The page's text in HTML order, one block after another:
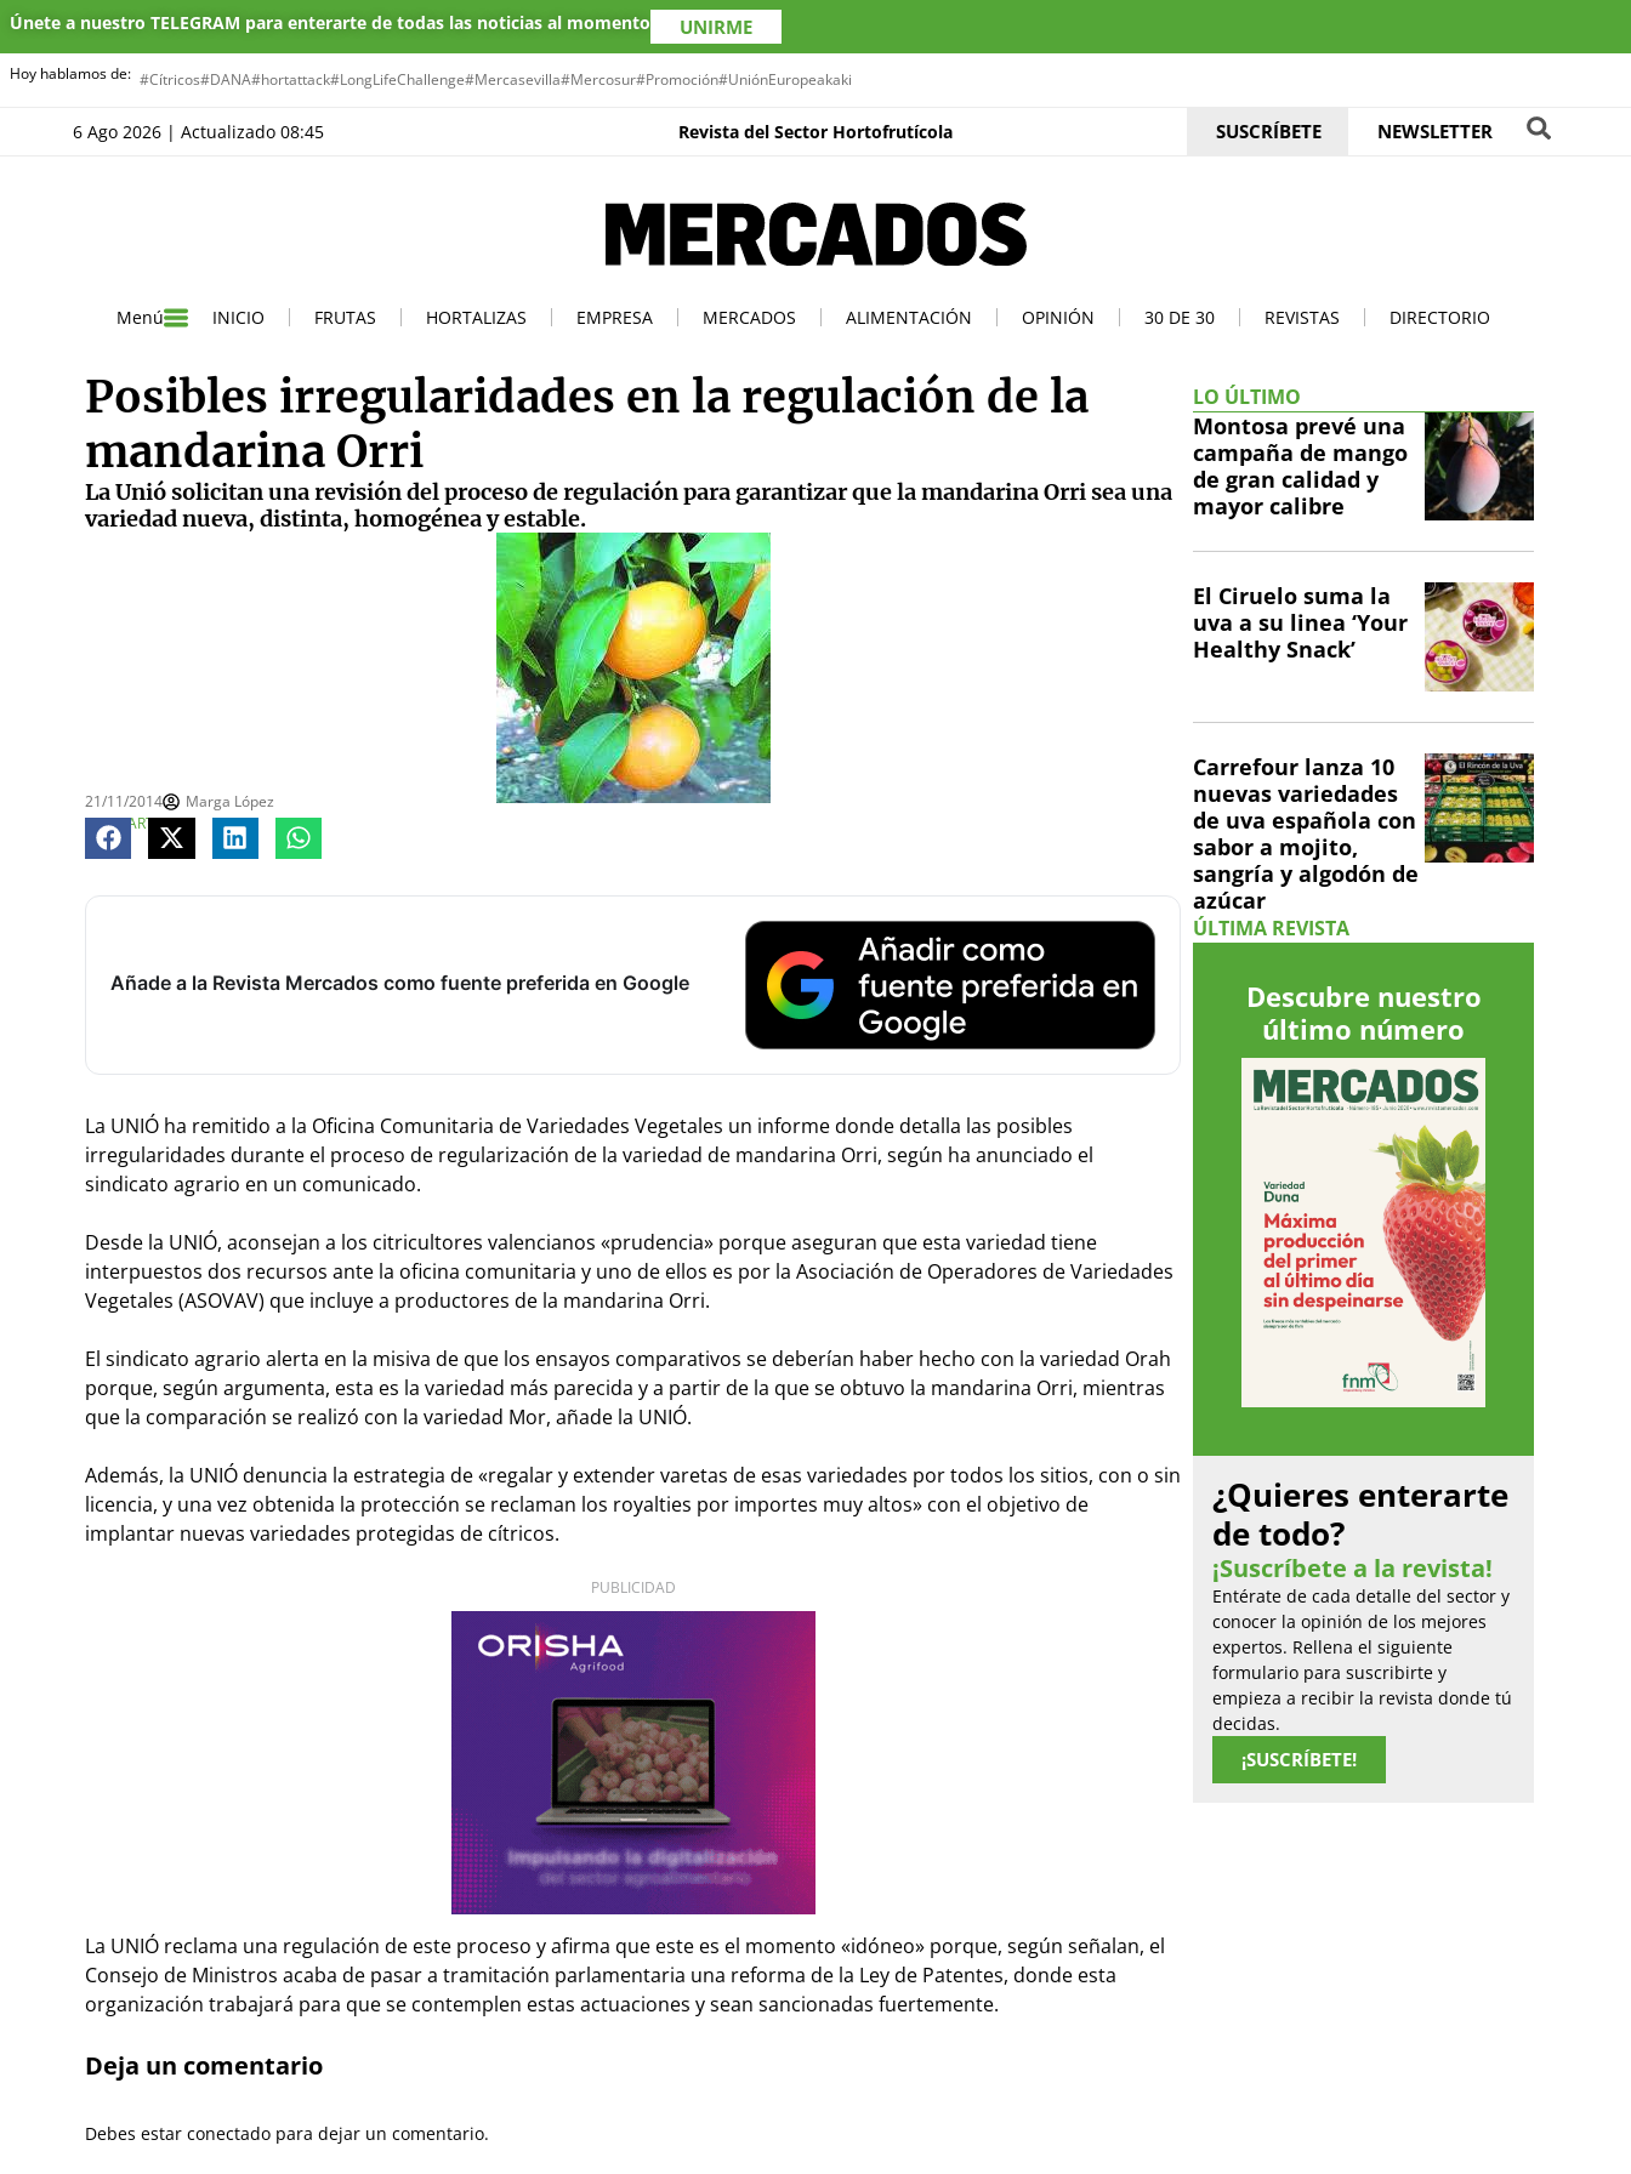
Únete a nuestro TELEGRAM para enterarte de todas las noticias al momento UNIRME
Hoy hablamos de: #Cítricos#DANA#hortattack#LongLifeChallenge#Mercasevilla#Mercosur#Promoción#UniónEuropeakaki
6 Ago 2026 | Actualizado 08:45 Revista del Sector Hortofrutícola SUSCRÍBETE NEWSLETTER
Menú INICIO FRUTAS HORTALIZAS EMPRESA MERCADOS ALIMENTACIÓN OPINIÓN 30 DE 30 REVISTAS DIRECTORIO
Posibles irregularidades en la regulación de la
mandarina Orri
La Unió solicitan una revisión del proceso de regulación para garantizar que la mandarina Orri sea una
variedad nueva, distinta, homogénea y estable.
21/11/2014
Marga López
COMPARTE
Añade a la Revista Mercados como fuente preferida en Google
La UNIÓ ha remitido a la Oficina Comunitaria de Variedades Vegetales un informe donde detalla las posibles
irregularidades durante el proceso de regularización de la variedad de mandarina Orri, según ha anunciado el
sindicato agrario en un comunicado.
Desde la UNIÓ, aconsejan a los citricultores valencianos «prudencia» porque aseguran que esta variedad tiene
interpuestos dos recursos ante la oficina comunitaria y uno de ellos es por la Asociación de Operadores de Variedades
Vegetales (ASOVAV) que incluye a productores de la mandarina Orri.
El sindicato agrario alerta en la misiva de que los ensayos comparativos se deberían haber hecho con la variedad Orah
porque, según argumenta, esta es la variedad más parecida y a partir de la que se obtuvo la mandarina Orri, mientras
que la comparación se realizó con la variedad Mor, añade la UNIÓ.
Además, la UNIÓ denuncia la estrategia de «regalar y extender varetas de esas variedades por todos los sitios, con o sin
licencia, y una vez obtenida la protección se reclaman los royalties por importes muy altos» con el objetivo de
implantar nuevas variedades protegidas de cítricos.
PUBLICIDAD
La UNIÓ reclama una regulación de este proceso y afirma que este es el momento «idóneo» porque, según señalan, el
Consejo de Ministros acaba de pasar a tramitación parlamentaria una reforma de la Ley de Patentes, donde esta
organización trabajará para que se contemplen estas actuaciones y sean sancionadas fuertemente.
Deja un comentario
Debes estar conectado para dejar un comentario.
LO ÚLTIMO
Montosa prevé una
campaña de mango
de gran calidad y
mayor calibre
El Ciruelo suma la
uva a su linea ‘Your
Healthy Snack’
Carrefour lanza 10
nuevas variedades
de uva española con
sabor a mojito,
sangría y algodón de
azúcar
ÚLTIMA REVISTA
Descubre nuestro
último número
¿Quieres enterarte
de todo?
¡Suscríbete a la revista!
Entérate de cada detalle del sector y
conocer la opinión de los mejores
expertos. Rellena el siguiente
formulario para suscribirte y
empieza a recibir la revista donde tú
decidas.
¡SUSCRÍBETE!